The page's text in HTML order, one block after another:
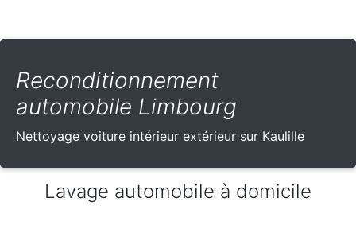
Reconditionnement
automobile Limbourg
Nettoyage voiture intérieur extérieur sur Kaulille
Lavage automobile à domicile